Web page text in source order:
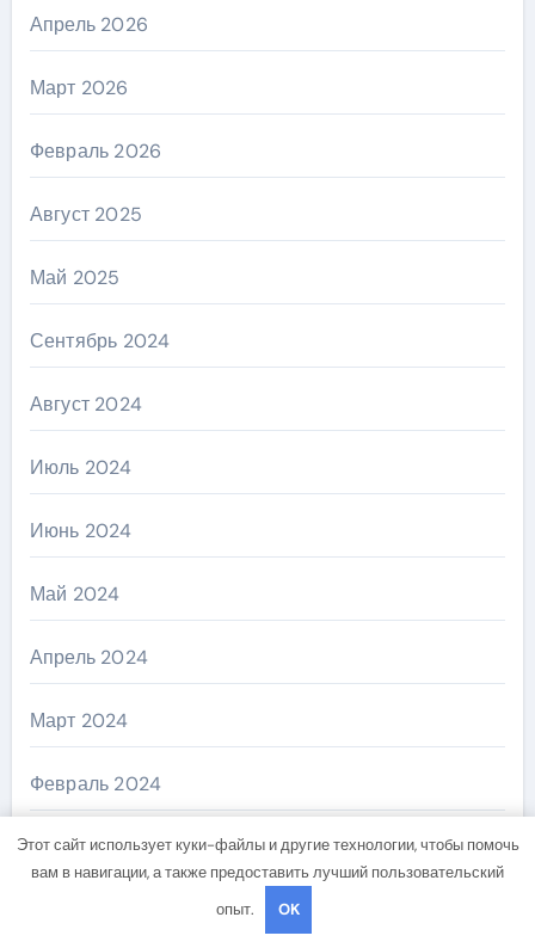
Апрель 2026
Март 2026
Февраль 2026
Август 2025
Май 2025
Сентябрь 2024
Август 2024
Июль 2024
Июнь 2024
Май 2024
Апрель 2024
Март 2024
Февраль 2024
Январь 2024
Этот сайт использует куки-файлы и другие технологии, чтобы помочь
вам в навигации, а также предоставить лучший пользовательский
опыт.
OK